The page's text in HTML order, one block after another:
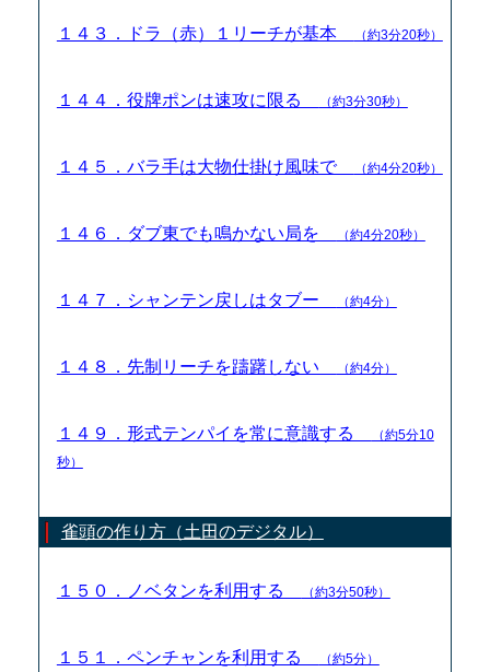
１４３．ドラ（赤）１リーチが基本 （約3分20秒）
１４４．役牌ポンは速攻に限る （約3分30秒）
１４５．バラ手は大物仕掛け風味で （約4分20秒）
１４６．ダブ東でも鳴かない局を （約4分20秒）
１４７．シャンテン戻しはタブー （約4分）
１４８．先制リーチを躊躇しない （約4分）
１４９．形式テンパイを常に意識する
（約5分10
秒）
雀頭の作り方（土田のデジタル）
１５０．ノベタンを利用する （約3分50秒）
１５１．ペンチャンを利用する （約5分）